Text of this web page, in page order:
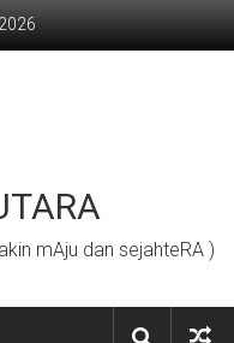
mAju dan sejahteRA )